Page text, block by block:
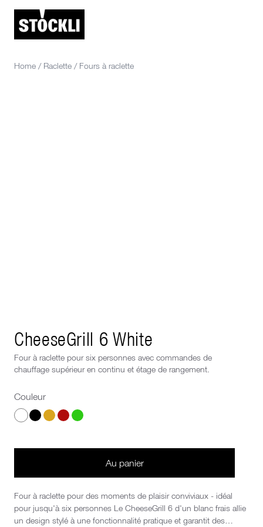
Home / Raclette / Fours à raclette
CheeseGrill 6 White
Four à raclette pour six personnes avec commandes de
chauffage supérieur en continu et étage de rangement.
Couleur
Choisis un Couleur
Au panier
Four à raclette pour des moments de plaisir conviviaux - idéal
pour jusqu'à six personnes Le CheeseGrill 6 d'un blanc frais allie
un design stylé à une fonctionnalité pratique et garantit des